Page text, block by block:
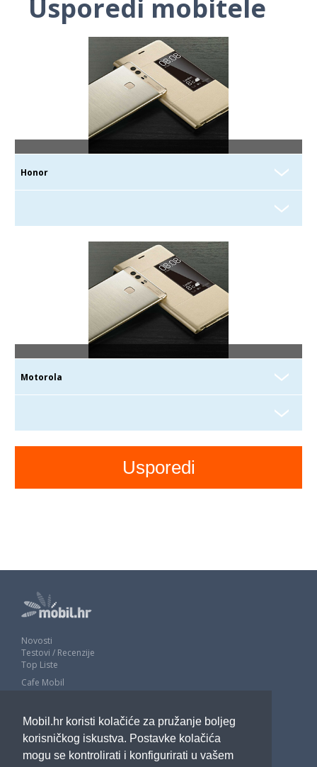
Mobil.hr koristi kolačiće za pružanje boljeg
korisničkog iskustva. Postavke kolačića
mogu se kontrolirati i konfigurirati u vašem
Usporedi mobitele
Novosti
Testovi / Recenzije
Top Liste
Cafe Mobil
Impressum
Marketing
Pravne odredbe
Izjava o privatnosti